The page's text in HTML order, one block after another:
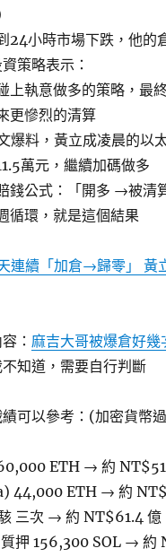
24小時市場下跌，他的
策略表示：
上執意做多的策略，最
更慘烈的清算
爆料，黃立成凌晨的以
萬元，繼續加碼做多
錢公式：「開多 →被
循環，就是這個結果
連續「加倉→歸零」 黃
： 麻吉大哥被爆倉好
不知道，需要自行判斷
可以參考：(加密貨幣
ETH → 約
44,000 ETH → 約
三次 → 約 NT$61.4 億
押 156,300 SOL → 約